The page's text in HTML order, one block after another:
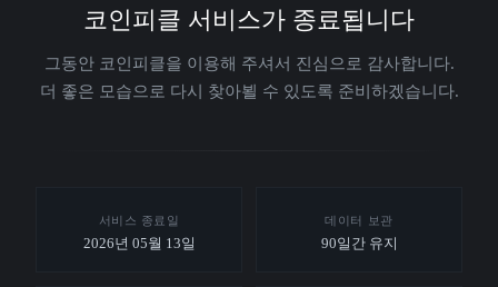
코인피클 서비스가 종료됩니다
그동안 코인피클을 이용해 주셔서 진심으로 감사합니다.
더 좋은 모습으로 다시 찾아뵐 수 있도록 준비하겠습니다.
서비스 종료일
2026년 05월 13일
데이터 보관
90일간 유지